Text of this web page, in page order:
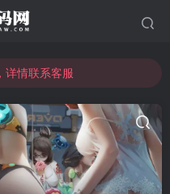
详情联系客服
详情联系客服